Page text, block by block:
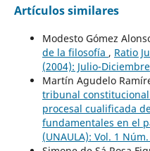
Artículos similares
Modesto Gómez
de la filosofía , Ratio
(2004): Julio-Diciembre
Martín Agudelo
tribunal
procesal cualificada
fundamentales en el
(UNAULA): Vol. 1